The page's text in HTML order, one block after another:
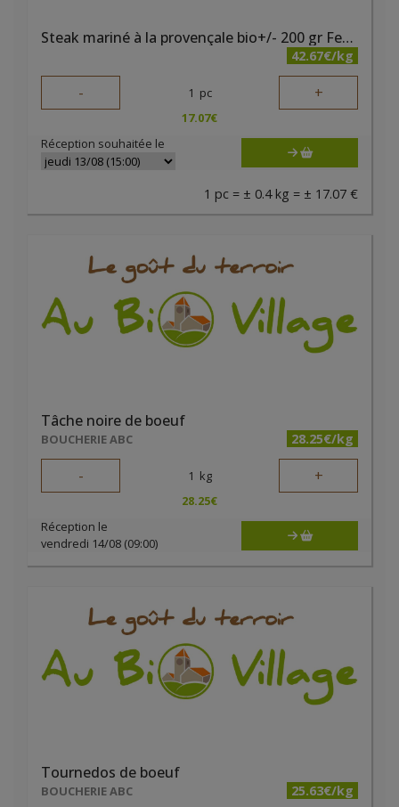
Steak mariné à la provençale bio+/- 200 gr Ferme des Noyers
42.67€/kg
- 1 pc +
17.07€
Réception souhaitée le
1 pc = ± 0.4 kg = ± 17.07 €
Tâche noire de boeuf
BOUCHERIE ABC 28.25€/kg
- 1 kg +
28.25€
Réception le
vendredi 14/08 (09:00)
Tournedos de boeuf
BOUCHERIE ABC 25.63€/kg